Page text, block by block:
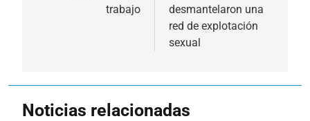
trabajo
desmantelaron una
red de explotación
sexual
Noticias relacionadas